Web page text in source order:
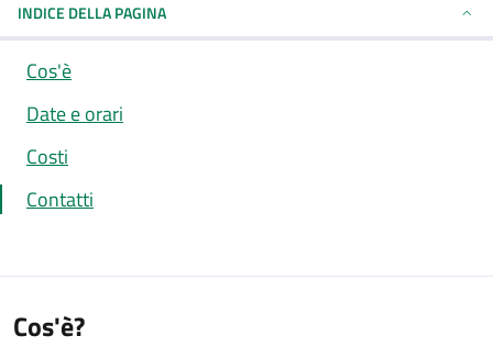
INDICE DELLA PAGINA
Cos'è
Date e orari
Costi
Contatti
Cos'è?